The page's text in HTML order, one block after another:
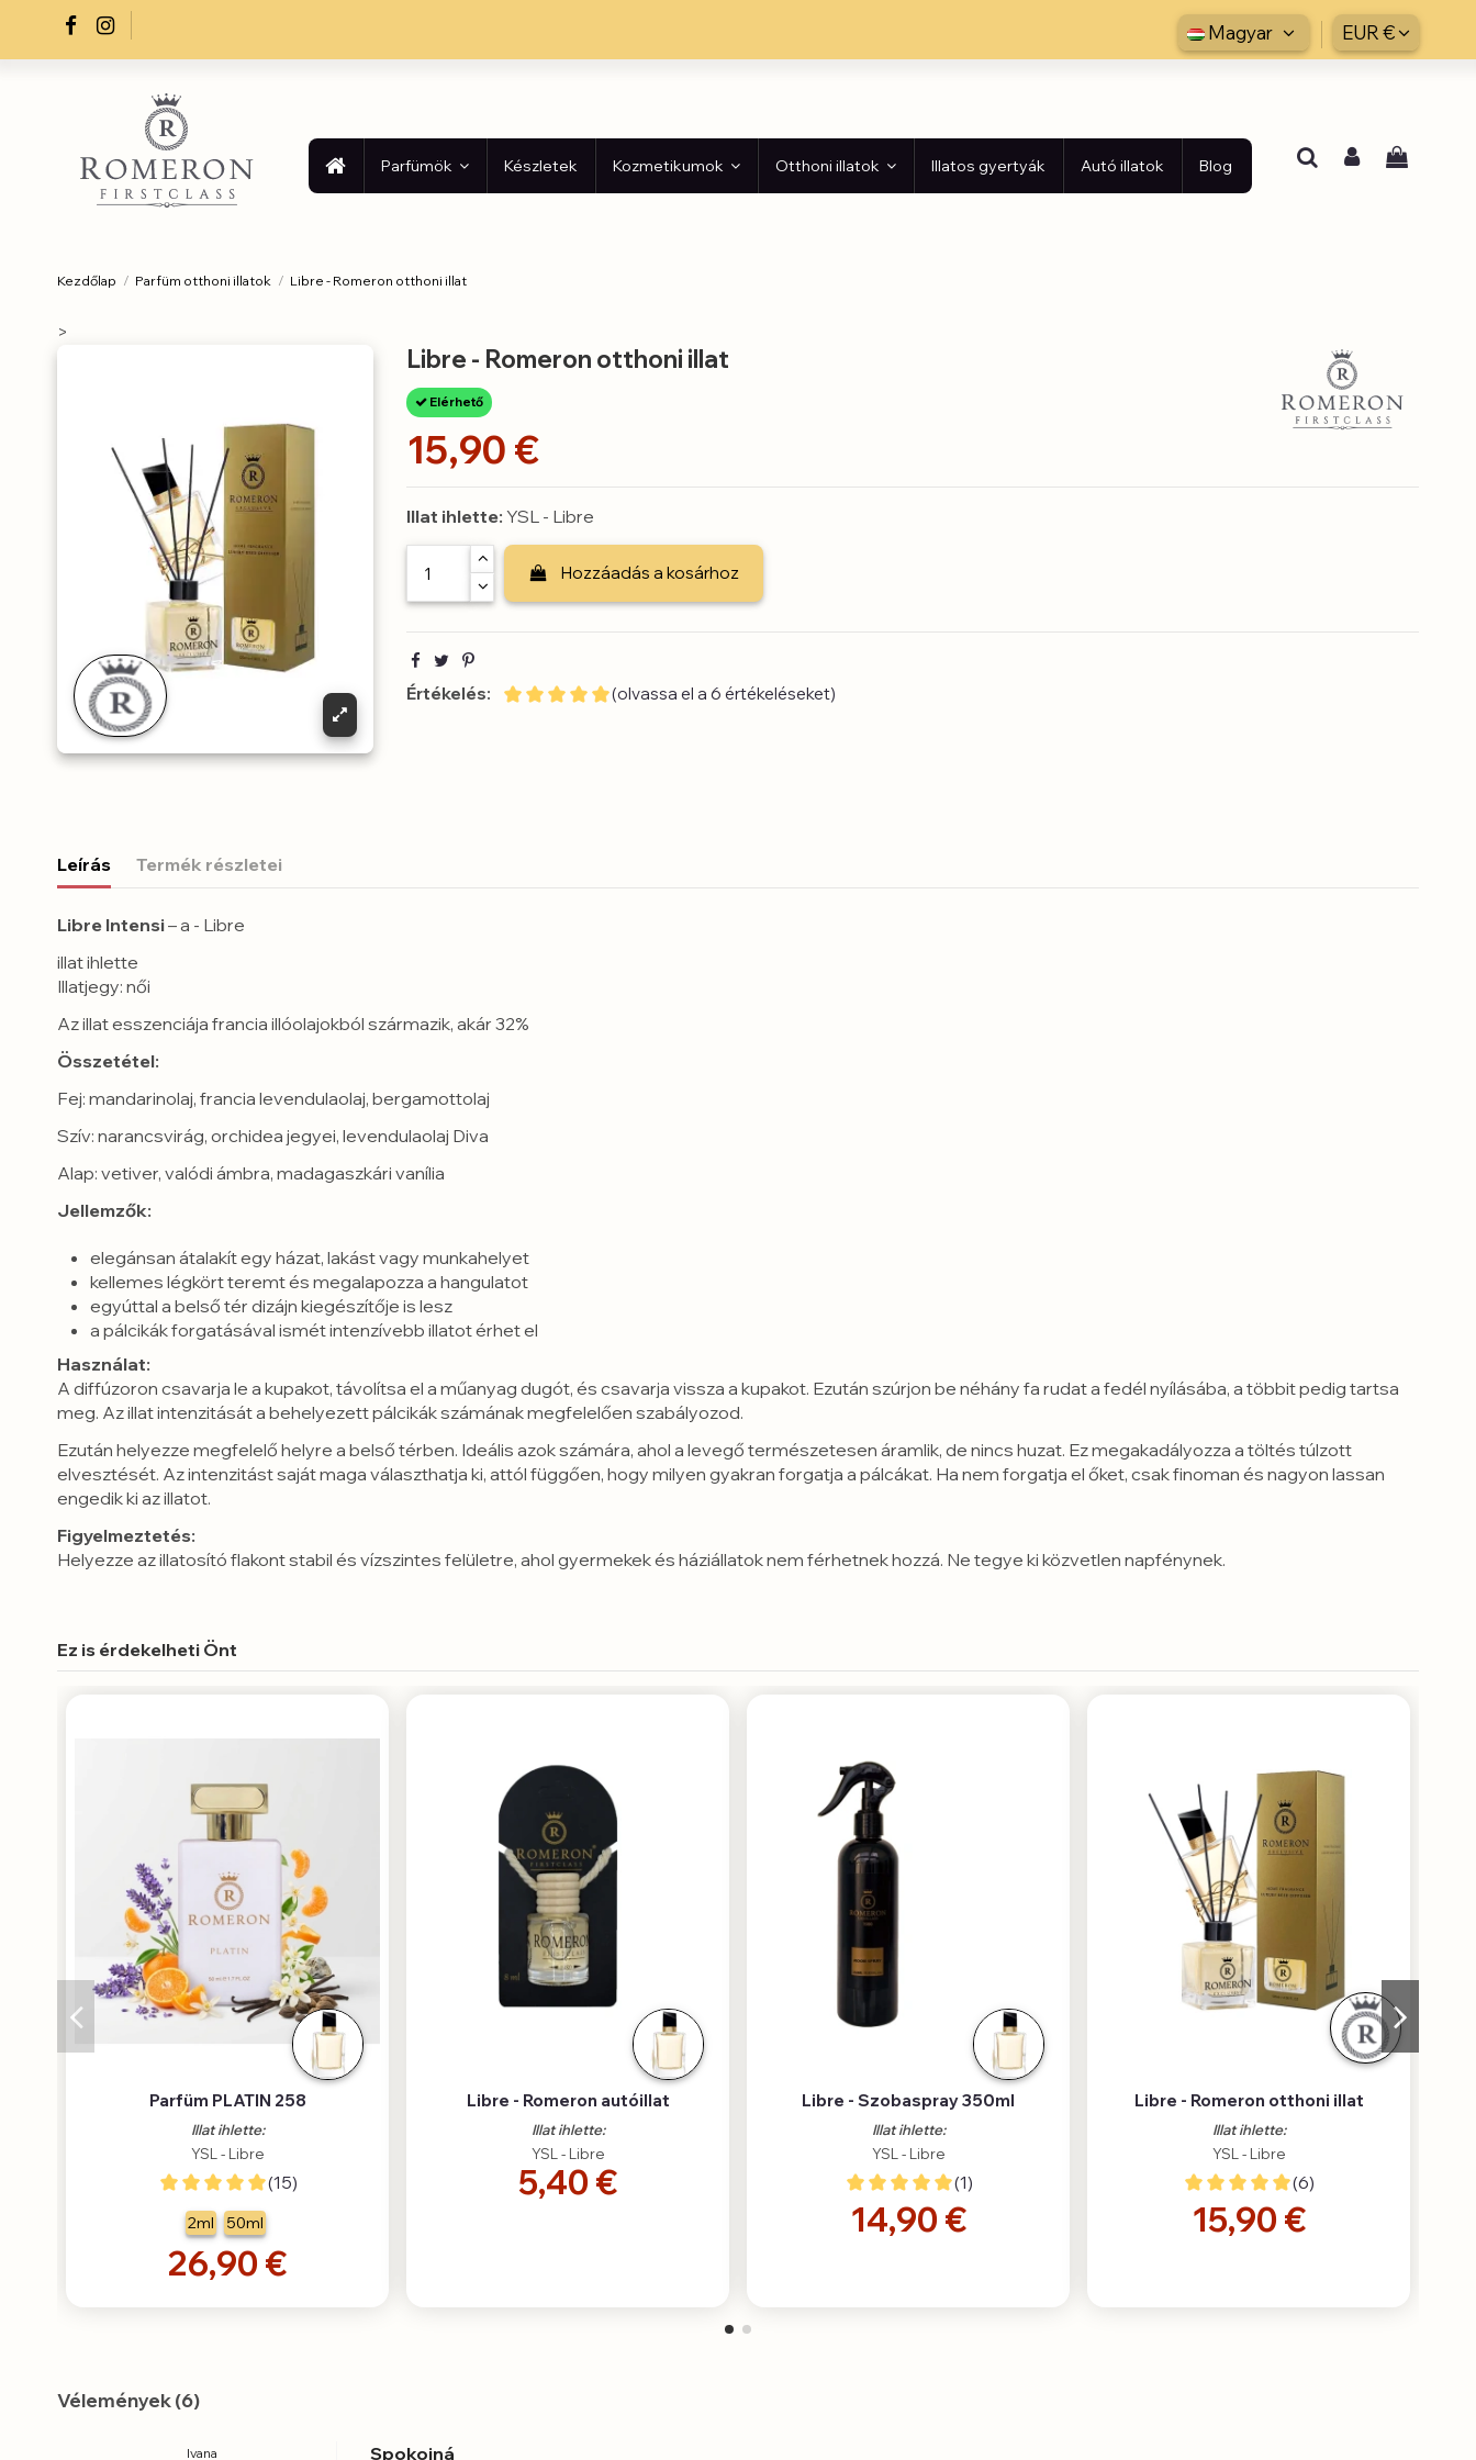
Magyar EUR €
Parfümök Készletek Kozmetikumok Otthoni illatok Illatos gyertyák Autó illatok Blog
Kezdőlap Parfüm otthoni illatok Libre - Romeron otthoni illat
>
Libre - Romeron otthoni illat
Elérhető
15,90 €
Illat ihlette: YSL - Libre
Hozzáadás a kosárhoz
Értékelés: (olvassa el a 6 értékeléseket)
Leírás Termék részletei
Libre Intensi– a - Libre
illat ihlette
Illatjegy: női
Az illat esszenciája francia illóolajokból származik, akár 32%
Összetétel:
Fej: mandarinolaj, francia levendulaolaj, bergamottolaj
Szív: narancsvirág, orchidea jegyei, levendulaolaj Diva
Alap: vetiver, valódi ámbra, madagaszkári vanília
Jellemzők:
elegánsan átalakít egy házat, lakást vagy munkahelyet
kellemes légkört teremt és megalapozza a hangulatot
egyúttal a belső tér dizájn kiegészítője is lesz
a pálcikák forgatásával ismét intenzívebb illatot érhet el
Használat:
A diffúzoron csavarja le a kupakot, távolítsa el a műanyag dugót, és csavarja vissza a kupakot. Ezután szúrjon be néhány fa rudat a fedél nyílásába, a többit pedig tartsa
meg. Az illat intenzitását a behelyezett pálcikák számának megfelelően szabályozod.
Ezután helyezze megfelelő helyre a belső térben. Ideális azok számára, ahol a levegő természetesen áramlik, de nincs huzat. Ez megakadályozza a töltés túlzott
elvesztését. Az intenzitást saját maga választhatja ki, attól függően, hogy milyen gyakran forgatja a pálcákat. Ha nem forgatja el őket, csak finoman és nagyon lassan
engedik ki az illatot.
Figyelmeztetés:
Helyezze az illatosító flakont stabil és vízszintes felületre, ahol gyermekek és háziállatok nem férhetnek hozzá. Ne tegye ki közvetlen napfénynek.
Ez is érdekelheti Önt
Parfüm PLATIN 258
Illat ihlette:
YSL - Libre
(15)
2ml 50ml
26,90 €
Libre - Romeron autóillat
Illat ihlette:
YSL - Libre
5,40 €
Libre - Szobaspray 350ml
Illat ihlette:
YSL - Libre
(1)
14,90 €
Libre - Romeron otthoni illat
Illat ihlette:
YSL - Libre
(6)
15,90 €
Vélemények (6)
Ivana
Spokojná